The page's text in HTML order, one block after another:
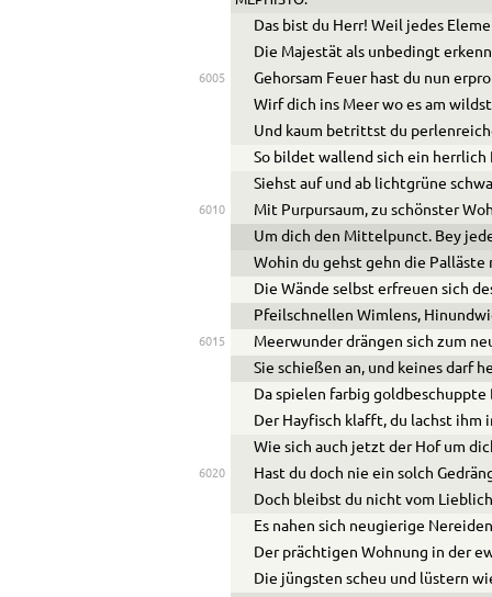
Das bist du Herr! Weil jedes
Die Majestät als unbedingt
6005
Gehorsam Feuer hast du nun
Wirf dich ins Meer wo es am
Und kaum betrittst du
So bildet wallend sich ein herrlich
Siehst auf und ab lichtgrüne
6010
Mit Purpursaum, zu schönster
Um dich den Mittelpunct. Bey
Wohin du gehst gehn die Palläste
Die Wände selbst erfreuen sich
Pfeilschnellen Wimlens,
6015
Meerwunder drängen sich zum
Sie schießen an, und keines darf
Da spielen farbig goldbeschuppte
Der Hayfisch klafft, du lachst ihm
Wie sich auch jetzt der Hof um
6020
Hast du doch nie ein solch
Doch bleibst du nicht vom
Es nahen sich neugierige
Der prächtigen Wohnung in der
Die jüngsten scheu und lüstern